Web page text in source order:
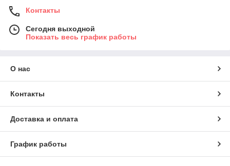
Контакты
Сегодня выходной
Показать весь график работы
О нас
Контакты
Доставка и оплата
График работы